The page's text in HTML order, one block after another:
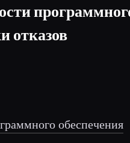
отказов
обеспечения